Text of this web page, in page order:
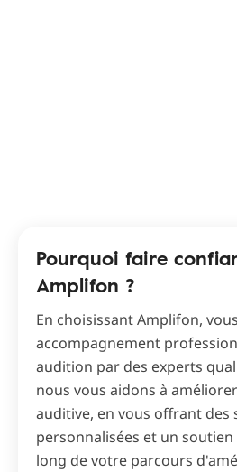
Pourquoi faire
Amplifon ?
En choisissant Amplifon,
accompagnement
audition par des experts
nous vous aidons à
auditive, en vous offrant des
personnalisées et un
long de votre parcours